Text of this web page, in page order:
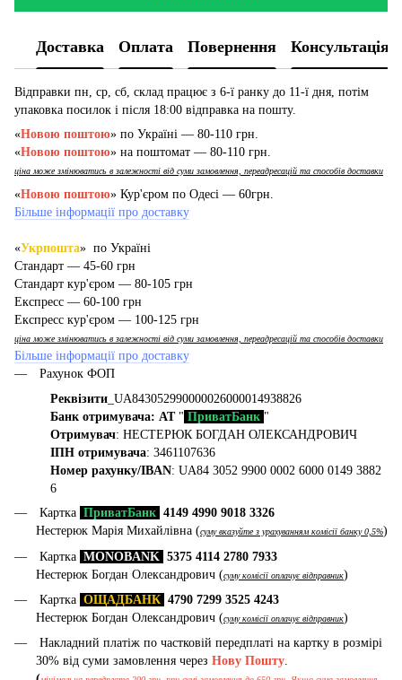
Доставка Оплата Повернення Консультація
Відправки пн, ср, сб, склад працює з 6-ї ранку до 11-ї дня, потім
упаковка посилок і після 18:00 відправка на пошту.
«Новою поштою» по Україні — 80-110 грн.
«Новою поштою» на поштомат — 80-110 грн.
ціна може змінюватись в залежності від суми замовлення, переадресацій та способів доставки
«Новою поштою» Кур'єром по Одесі — 60грн.
Більше інформації про доставку
«Укрпошта» по Україні
Стандарт — 45-60 грн
Стандарт кур'єром — 80-105 грн
Експресс — 60-100 грн
Експресс кур'єром — 100-125 грн
ціна може змінюватись в залежності від суми замовлення, переадресацій та способів доставки
Більше інформації про доставку
Рахунок ФОП
Реквізити _UA843052990000026000014938826
Банк отримувача: АТ" ПриватБанк "
Отримувач: НЕСТЕРЮК БОГДАН ОЛЕКСАНДРОВИЧ
ІПН отримувача: 3461107636
Номер рахунку/IBAN: UA84 3052 9900 0002 6000 0149 3882
6
Картка ПриватБанк 4149 4990 9018 3326
Нестерюк Марія Михайлівна (суму вказуйте з урахуванням комісії банку 0,5%)
Картка MONOBANK 5375 4114 2780 7933
Нестерюк Богдан Олександрович (суму комісії оплачує відправник)
Картка ОЩАДБАНК 4790 7299 3525 4243
Нестерюк Богдан Олександрович (суму комісії оплачує відправник)
Накладний платіж по частковій передплаті на картку в розмірі
30% від суми замовлення через Нову Пошту.